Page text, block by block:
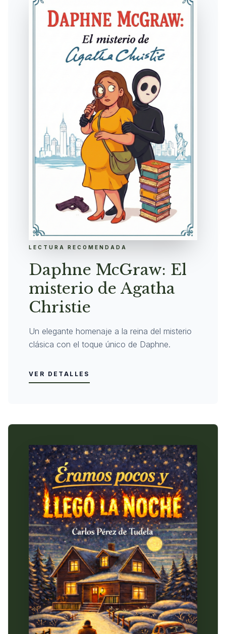
LECTURA RECOMENDADA
Daphne McGraw: El
misterio de Agatha
Christie
Un elegante homenaje a la reina del misterio
clásica con el toque único de Daphne.
VER DETALLES